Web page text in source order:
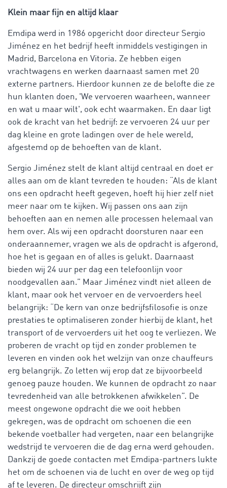
Klein maar fijn en altijd klaar
Emdipa werd in 1986 opgericht door directeur Sergio
Jiménez en het bedrijf heeft inmiddels vestigingen in
Madrid, Barcelona en Vitoria. Ze hebben eigen
vrachtwagens en werken daarnaast samen met 20
externe partners. Hierdoor kunnen ze de belofte die ze
hun klanten doen, 'We vervoeren waarheen, wanneer
en wat u maar wilt', ook echt waarmaken. En daar ligt
ook de kracht van het bedrijf: ze vervoeren 24 uur per
dag kleine en grote ladingen over de hele wereld,
afgestemd op de behoeften van de klant.
Sergio Jiménez stelt de klant altijd centraal en doet er
alles aan om de klant tevreden te houden: “Als de klant
ons een opdracht heeft gegeven, hoeft hij hier zelf niet
meer naar om te kijken. Wij passen ons aan zijn
behoeften aan en nemen alle processen helemaal van
hem over. Als wij een opdracht doorsturen naar een
onderaannemer, vragen we als de opdracht is afgerond,
hoe het is gegaan en of alles is gelukt. Daarnaast
bieden wij 24 uur per dag een telefoonlijn voor
noodgevallen aan.” Maar Jiménez vindt niet alleen de
klant, maar ook het vervoer en de vervoerders heel
belangrijk: “De kern van onze bedrijfsfilosofie is onze
prestaties te optimaliseren zonder hierbij de klant, het
transport of de vervoerders uit het oog te verliezen. We
proberen de vracht op tijd en zonder problemen te
leveren en vinden ook het welzijn van onze chauffeurs
erg belangrijk. Zo letten wij erop dat ze bijvoorbeeld
genoeg pauze houden. We kunnen de opdracht zo naar
tevredenheid van alle betrokkenen afwikkelen”. De
meest ongewone opdracht die we ooit hebben
gekregen, was de opdracht om schoenen die een
bekende voetballer had vergeten, naar een belangrijke
wedstrijd te vervoeren die de dag erna werd gehouden.
Dankzij de goede contacten met Emdipa-partners lukte
het om de schoenen via de lucht en over de weg op tijd
af te leveren. De directeur omschrijft zijn